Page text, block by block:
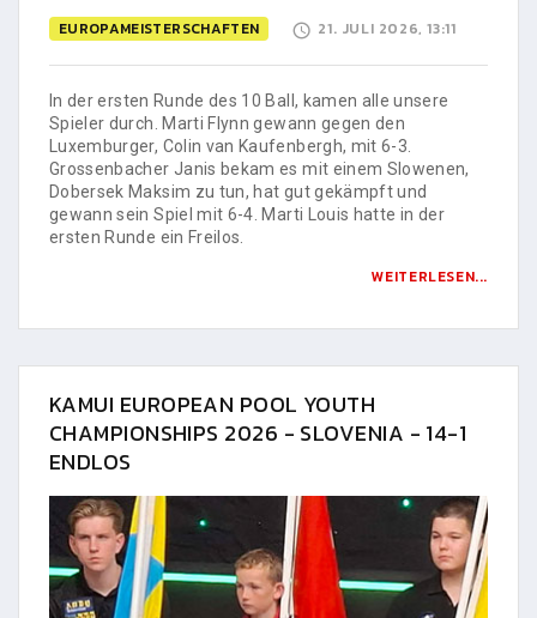
EUROPAMEISTERSCHAFTEN 21. JULI 2026, 13:11
In der ersten Runde des 10 Ball, kamen alle unsere
Spieler durch. Marti Flynn gewann gegen den
Luxemburger, Colin van Kaufenbergh, mit 6-3.
Grossenbacher Janis bekam es mit einem Slowenen,
Dobersek Maksim zu tun, hat gut gekämpft und
gewann sein Spiel mit 6-4. Marti Louis hatte in der
ersten Runde ein Freilos.
WEITERLESEN...
KAMUI EUROPEAN POOL YOUTH
CHAMPIONSHIPS 2026 - SLOVENIA - 14-1
ENDLOS